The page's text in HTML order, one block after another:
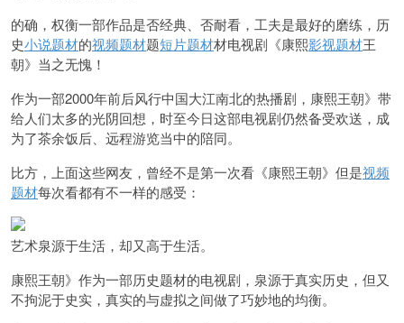
的确，权衡一部作品是否经典、否耐看，工夫是最好的磨练，历
史小说题材的视频题材题短片题材材电视剧《康熙影视题材王
朝》当之无愧！
作为一部2000年前后风行中国大江南北的热播剧，康熙王朝》带
给人们太多的光阴回想，时至今日这部电视剧仍然备受欢送，成
为了茶余饭后、远程游览当中的陪同。
比方，上面这些网友，曾经不是第一次看《康熙王朝》但是视频
题材每次看都有不一样的感受：
艺术泉源于生活，却又高于生活。
康熙王朝》作为一部历史题材的电视剧，泉源于真实历史，但又
不拘泥于史实，真实的与虚拟之间做了巧妙地的均衡。